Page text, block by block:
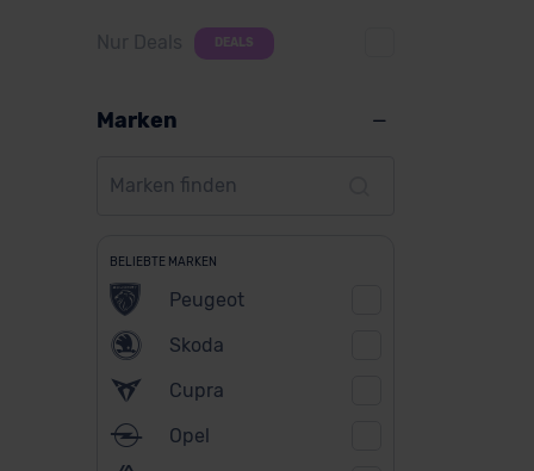
Nur Deals DEALS
Marken
BELIEBTE MARKEN
Peugeot
Skoda
Cupra
Opel